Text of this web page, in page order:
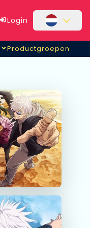
Login
Productgroepen